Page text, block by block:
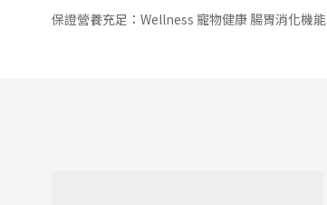
保證營養充足：Wellness 寵物健康 腸胃消化機